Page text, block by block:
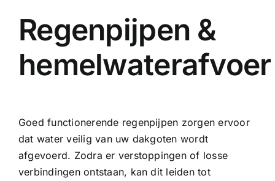
Regenpijpen &
hemelwaterafvoer
Goed functionerende regenpijpen zorgen ervoor
dat water veilig van uw dakgoten wordt
afgevoerd. Zodra er verstoppingen of losse
verbindingen ontstaan, kan dit leiden tot